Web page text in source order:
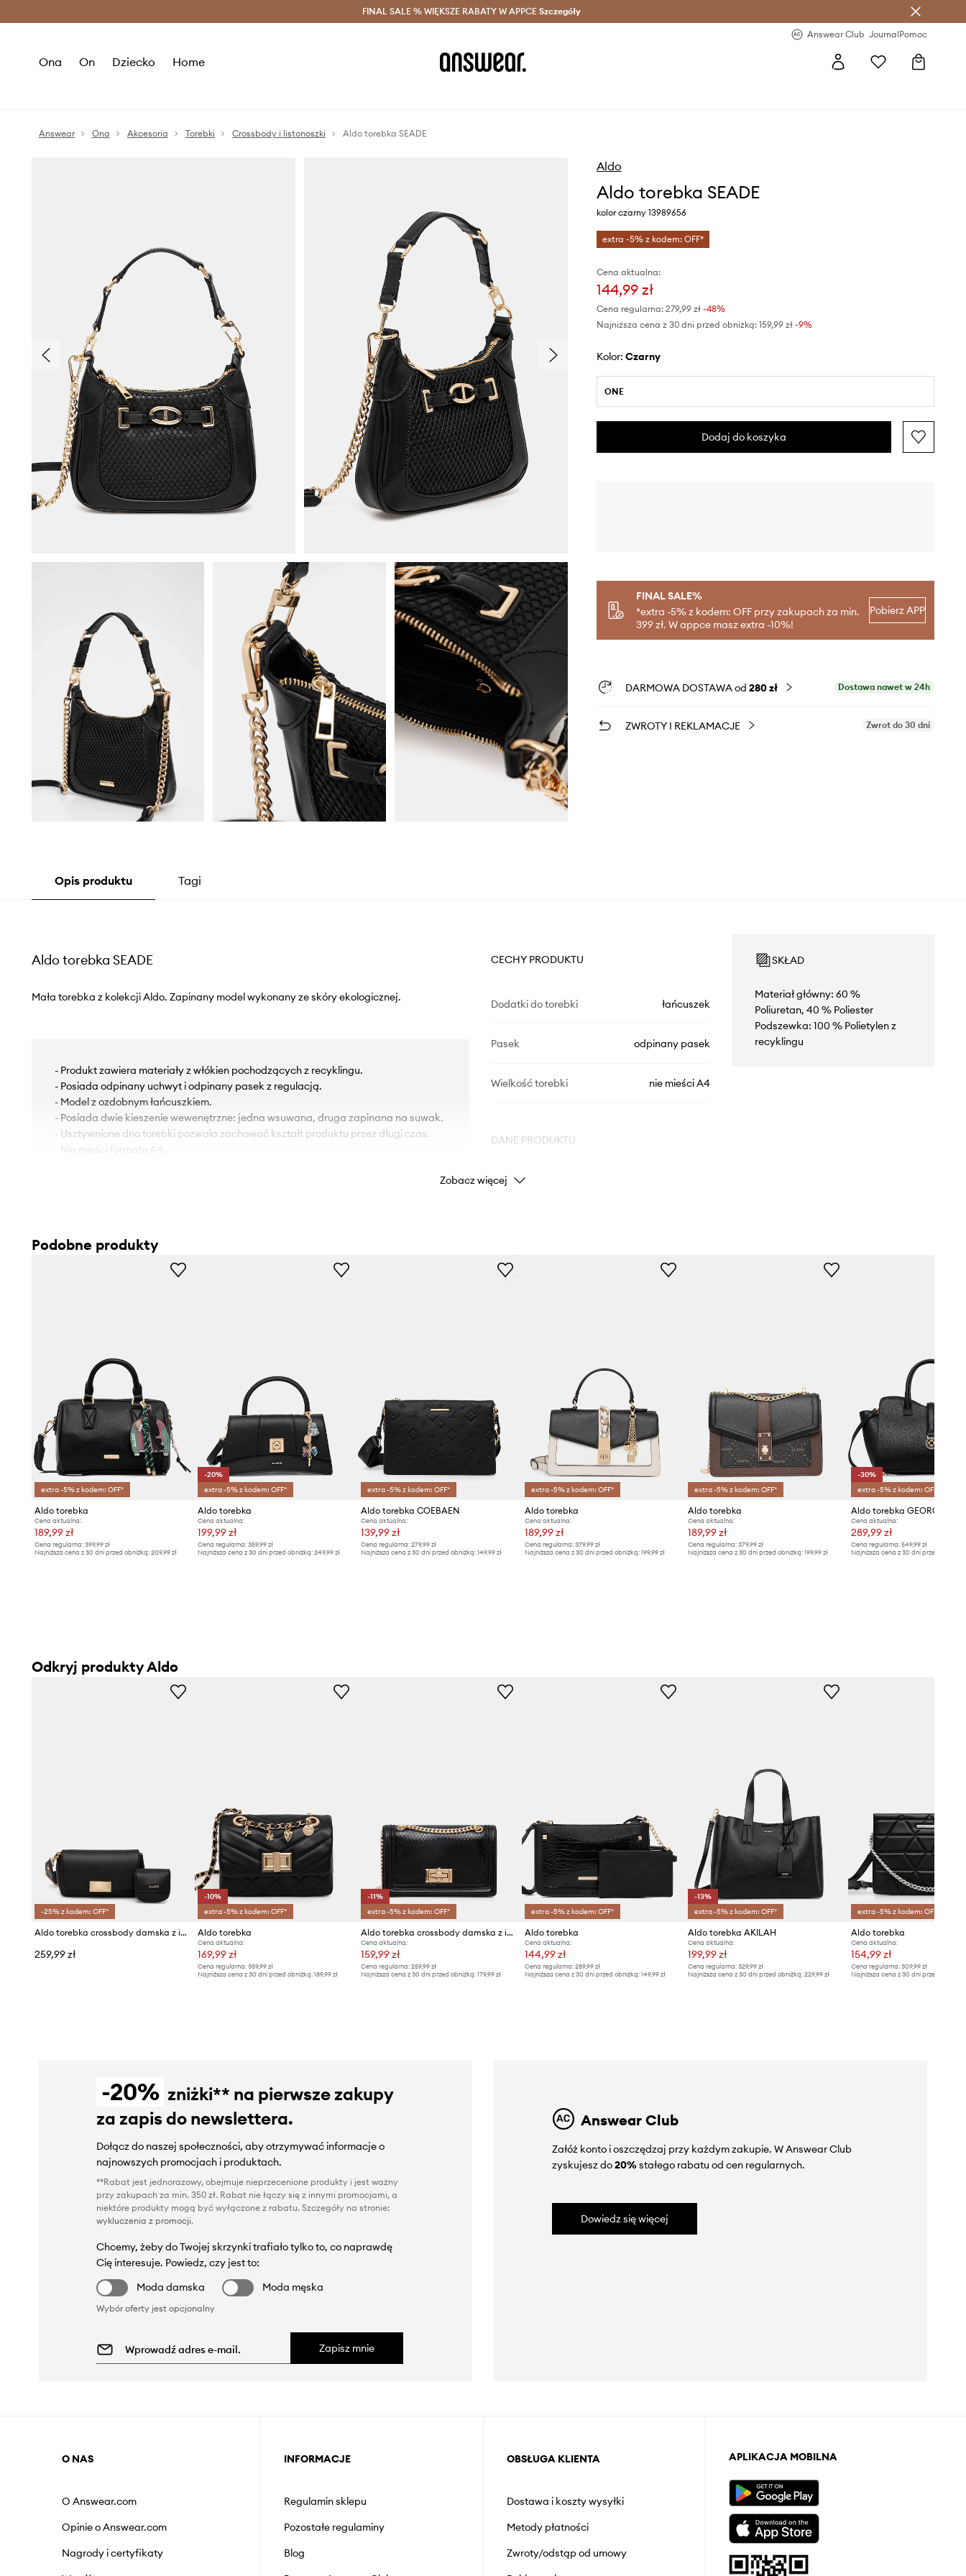
Oszczędzaj z Answear Club > Dostawa nawet w 24h >
FINAL SALE % WIĘKSZE RABATY W APPCE Szczegóły
Answear Club JournalPomoc
Ona On Dziecko Home
Answear Ona Akcesoria Torebki Crossbody i listonoszki Aldo torebka SEADE
Aldo
Aldo torebka SEADE
kolor czarny 13989656
extra -5% z kodem: OFF*
Cena aktualna:
144,99 zł
Cena regularna: 279,99 zł-48%
Najniższa cena z 30 dni przed obniżką: 159,99 zł -9%
Kolor: czarny
ONE
Dodaj do koszyka
FINAL SALE%
*extra -5% z kodem: OFF przy zakupach za min.
399 zł. W appce masz extra -10%!
Pobierz APP
DARMOWA DOSTAWA od 280 zł Dostawa nawet w 24h
ZWROTY I REKLAMACJE Zwrot do 30 dni
Opis produktu Tagi
Aldo torebka SEADE
Mała torebka z kolekcji Aldo. Zapinany model wykonany ze skóry ekologicznej.
- Produkt zawiera materiały z włókien pochodzących z recyklingu.
- Posiada odpinany uchwyt i odpinany pasek z regulacją.
- Model z ozdobnym łańcuszkiem.
- Posiada dwie kieszenie wewenętrzne: jedna wsuwana, druga zapinana na suwak.
- Usztywnione dno torebki pozwala zachować kształt produktu przez długi czas.
- Nie mieści formatu A4.
CECHY PRODUKTU
Dodatki do torebki łańcuszek
Pasek odpinany pasek
Wielkość torebki nie mieści A4
DANE PRODUKTU
Kod producenta
Marka
SKŁAD
Materiał główny: 60 %
Poliuretan, 40 % Poliester
Podszewka: 100 % Polietylen z
recyklingu
Zobacz więcej
Podobne produkty
extra -5% z kodem: OFF*
Aldo torebka
Cena aktualna:
189,99 zł
Cena regularna: 399,99 zł
Najniższa cena z 30 dni przed obniżką: 209,99 zł
-20%
extra -5% z kodem: OFF*
Aldo torebka
Cena aktualna:
199,99 zł
Cena regularna:359,99 zł
Najniższa cena z 30 dni przed obniżką:249,99 zł
extra -5% z kodem: OFF*
Aldo torebka COEBAEN
Cena aktualna:
139,99 zł
Cena regularna: 279,99 zł
Najniższa cena z 30 dni przed obniżką: 149,99 zł
extra -5% z kodem: OFF*
Aldo torebka
Cena aktualna:
189,99 zł
Cena regularna: 379,99 zł
Najniższa cena z 30 dni przed obniżką: 199,99 zł
extra -5% z kodem: OFF*
Aldo torebka
Cena aktualna:
189,99 zł
Cena regularna:379,99 zł
Najniższa cena z 30 dni przed obniżką:199,99 zł
-30%
extra -5% z kodem: OFF*
Aldo torebka GEORGINIA
Cena aktualna:
289,99 zł
Cena regularna: 549,99 zł
Najniższa cena z 30 dni przed obniżką:
Odkryj produkty Aldo
-25% z kodem: OFF*
Aldo torebka crossbody damska z imitacji skóry SYENNA
259,99 zł
-10%
extra -5% z kodem: OFF*
Aldo torebka
Cena aktualna:
169,99 zł
Cena regularna:359,99 zł
Najniższa cena z 30 dni przed obniżką:189,99 zł
-11%
extra -5% z kodem: OFF*
Aldo torebka crossbody damska z imitacji skóry
Cena aktualna:
159,99 zł
Cena regularna: 259,99 zł
Najniższa cena z 30 dni przed obniżką: 179,99 zł
extra -5% z kodem: OFF*
Aldo torebka
Cena aktualna:
144,99 zł
Cena regularna: 289,99 zł
Najniższa cena z 30 dni przed obniżką: 149,99 zł
-13%
extra -5% z kodem: OFF*
Aldo torebka AKILAH
Cena aktualna:
199,99 zł
Cena regularna:329,99 zł
Najniższa cena z 30 dni przed obniżką:229,99 zł
extra -5% z kodem: OFF*
Aldo torebka
Cena aktualna:
154,99 zł
Cena regularna: 309,99 zł
Najniższa cena z 30 dni przed obniżką:
-20% zniżki** na pierwsze zakupy
za zapis do newslettera.
Dołącz do naszej społeczności, aby otrzymywać informacje o
najnowszych promocjach i produktach.
**Rabat jest jednorazowy, obejmuje nieprzecenione produkty i jest ważny
przy zakupach za min. 350 zł. Rabat nie łączy się z innymi promocjami, a
niektóre produkty mogą być wyłączone z rabatu. Szczegóły na stronie:
wykluczenia z promocji.
Chcemy, żeby do Twojej skrzynki trafiało tylko to, co naprawdę
Cię interesuje. Powiedz, czy jest to:
Moda damska
Moda męska
Wybór oferty jest opcjonalny
Zapisz mnie
Answear Club
Załóż konto i oszczędzaj przy każdym zakupie. W Answear Club
zyskujesz do20%stałego rabatu od cen regularnych.
Dowiedz się więcej
O NAS
O Answear.com
Opinie o Answear.com
Nagrody i certyfikaty
INFORMACJE
Regulamin sklepu
Pozostałe regulaminy
Blog
OBSŁUGA KLIENTA
Dostawa i koszty wysyłki
Metody płatności
Zwroty/odstąp od umowy
APLIKACJA MOBILNA